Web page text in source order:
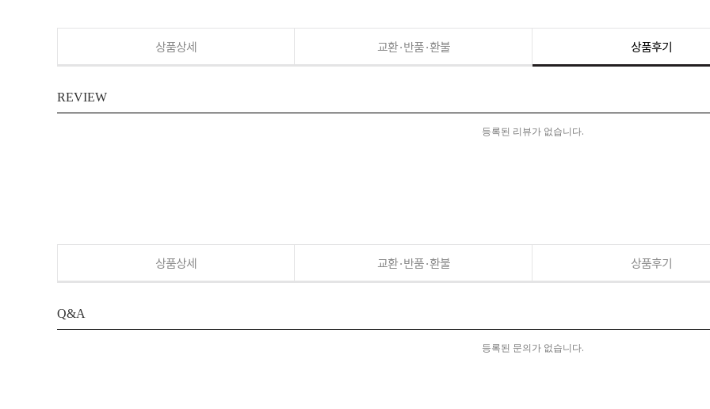
상품상세 교환·반품·환불 상품후기
REVIEW
등록된 리뷰가 없습니다.
상품상세 교환·반품·환불 상품후기
Q&A
등록된 문의가 없습니다.